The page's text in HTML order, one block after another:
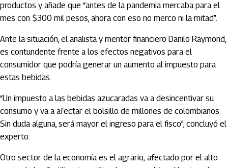
productos y añade que “antes de la pandemia mercaba para el
mes con $300 mil pesos, ahora con eso no merco ni la mitad”.
Ante la situación, el analista y mentor financiero Danilo Raymond,
es contundente frente a los efectos negativos para el
consumidor que podría generar un aumento al impuesto para
estas bebidas.
“Un impuesto a las bebidas azucaradas va a desincentivar su
consumo y va a afectar el bolsillo de millones de colombianos.
Sin duda alguna, será mayor el ingreso para el fisco”, concluyó el
experto.
Otro sector de la economía es el agrario; afectado por el alto